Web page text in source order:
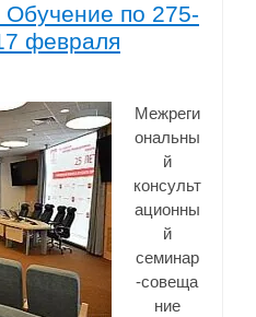
Обучение по 275-
февраля
Межреги
ональны
й
консульт
ационны
й
семинар
-совеща
ние